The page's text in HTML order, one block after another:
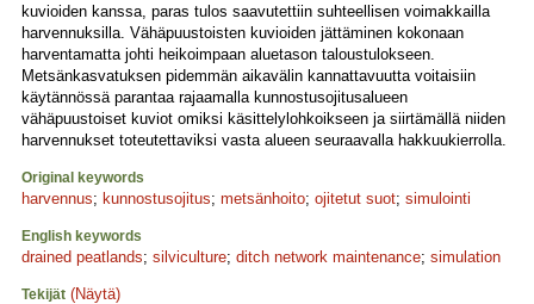
kuvioiden kanssa, paras tulos saavutettiin suhteellisen voimakkailla
harvennuksilla. Vähäpuustoisten kuvioiden jättäminen kokonaan
harventamatta johti heikoimpaan aluetason taloustulokseen.
Metsänkasvatuksen pidemmän aikavälin kannattavuutta voitaisiin
käytännössä parantaa rajaamalla kunnostusojitusalueen
vähäpuustoiset kuviot omiksi käsittelylohkoikseen ja siirtämällä niiden
harvennukset toteutettaviksi vasta alueen seuraavalla hakkuukierrolla.
Original keywords
harvennus; kunnostusojitus; metsänhoito; ojitetut suot; simulointi
English keywords
drained peatlands; silviculture; ditch network maintenance; simulation
Tekijät (Näytä)